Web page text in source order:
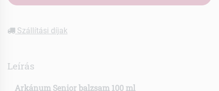
Szállítási díjak
Leírás
Arkánum Senior balzsam 100 ml